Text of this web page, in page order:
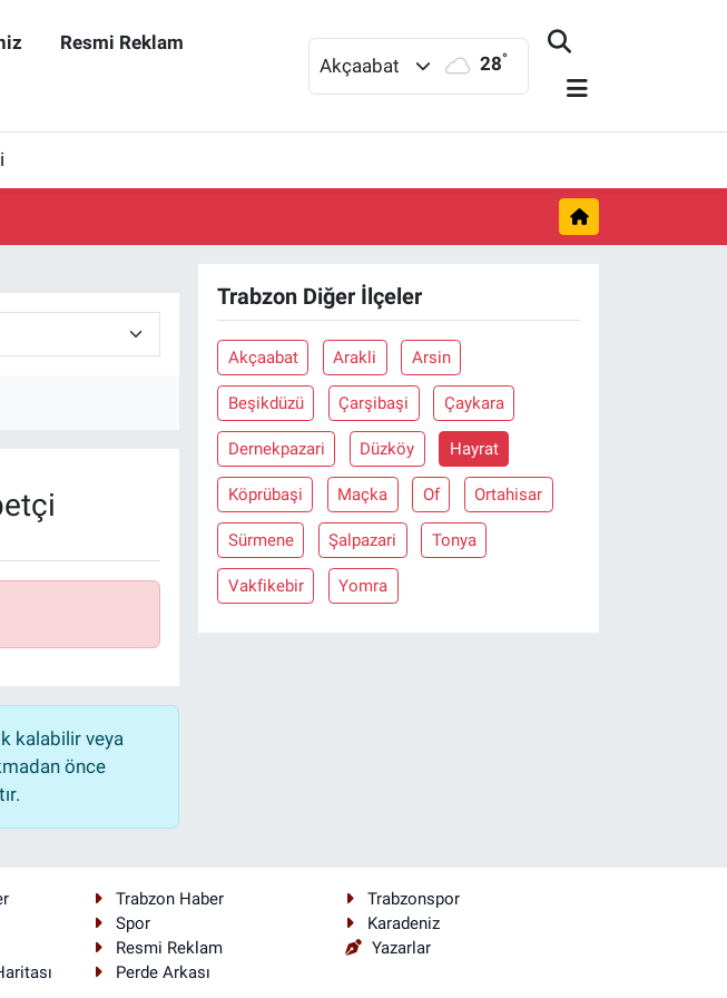
Resmi Reklam
Akçaabat 28°
kalabilir veya
önce
Trabzon Diğer İlçeler
Akçaabat Arakli Arsin
Beşikdüzü Çarşibaşi Çaykara
Dernekpazari Düzköy Hayrat
Köprübaşi Maçka Of Ortahisar
Sürmene Şalpazari Tonya
Vakfikebir Yomra
Trabzon Haber
Trabzonspor
Spor
Karadeniz
Resmi Reklam
Yazarlar
Perde Arkası